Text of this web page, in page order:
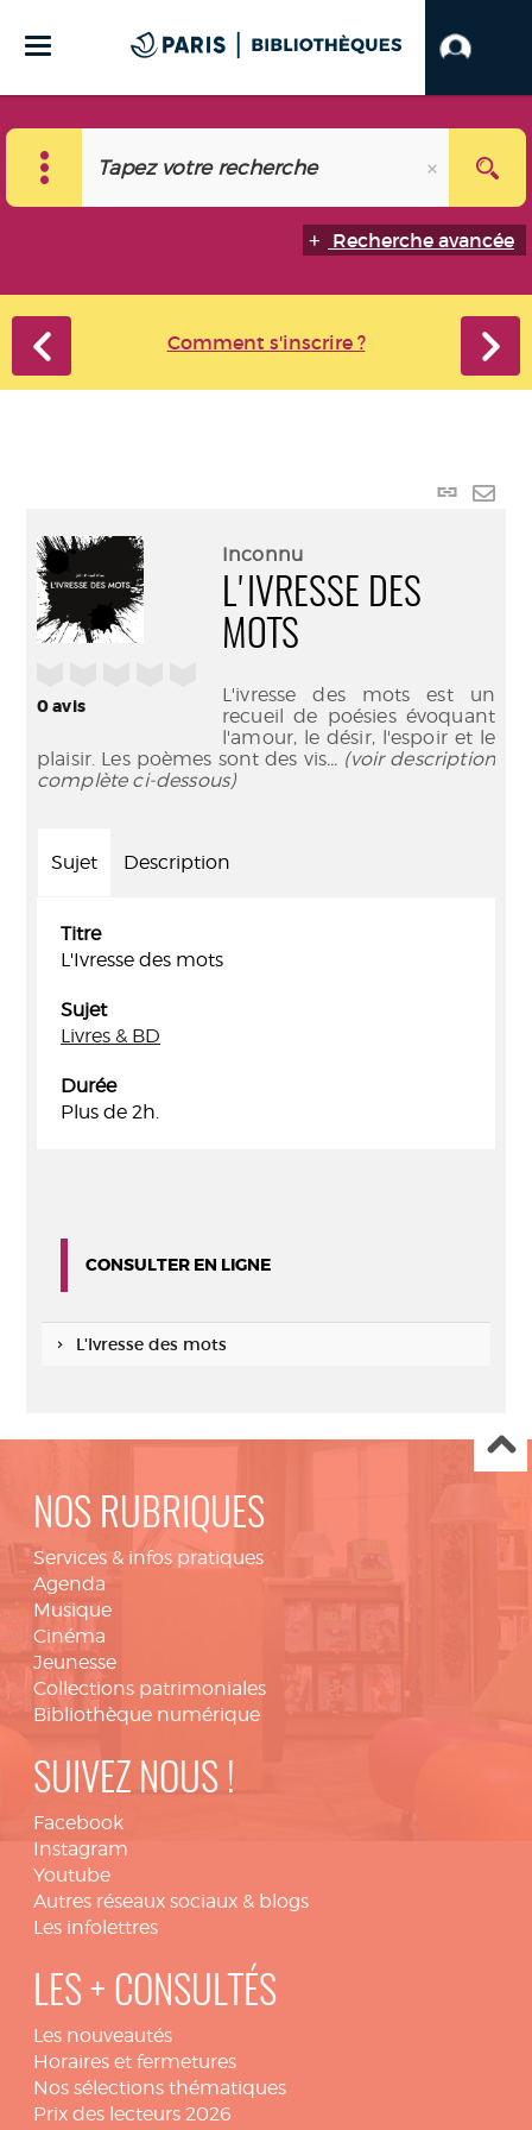
Recherche avancée
Comment s'inscrire ?
Lien
0avis
Inconnu
L'IVRESSE DES
MOTS
L'ivresse des mots est un
recueil de poésies évoquant
l'amour, le désir, l'espoir et le
plaisir. Les poèmes sont des vis... (voir description
complète ci-dessous)
Sujet Description
Titre
L'Ivresse des mots
Sujet
Livres & BD
Durée
Plus de 2h.
CONSULTER EN LIGNE
L'Ivresse des mots
NOS RUBRIQUES
Services & infos pratiques
Agenda
Musique
Cinéma
Jeunesse
Collections patrimoniales
Bibliothèque numérique
SUIVEZ NOUS !
Facebook
Instagram
Youtube
Autres réseaux sociaux & blogs
Les infolettres
LES + CONSULTÉS
Les nouveautés
Horaires et fermetures
Nos sélections thématiques
Prix des lecteurs 2026